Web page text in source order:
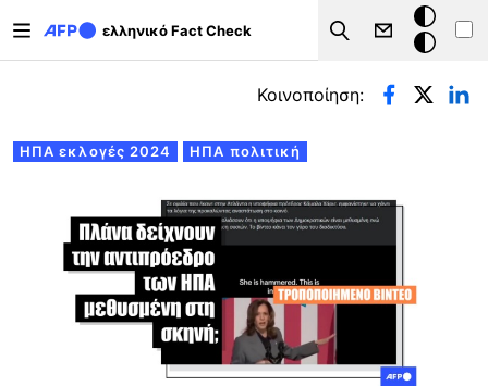
ελληνικό Fact Check
Search
Σκοτεινή
Πρωτεύουσες καρτέλες
ΗΠΑ εκλογές 2024 ΗΠΑ πολιτική
Κοινοποίηση: